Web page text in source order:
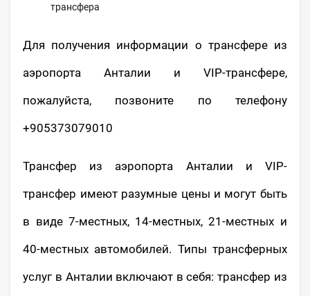
трансфера
Для получения информации о трансфере из
аэропорта Анталии и VIP-трансфере,
пожалуйста, позвоните по телефону
+905373079010
Трансфер из аэропорта Анталии и VIP-
трансфер имеют разумные цены и могут быть
в виде 7-местных, 14-местных, 21-местных и
40-местных автомобилей. Типы трансферных
услуг в Анталии включают в себя: трансфер из